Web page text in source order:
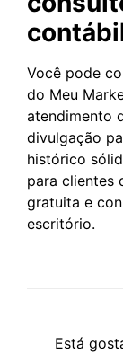
Você pode
do Meu
atendimento
divulgação
histórico
para clientes
gratuita e
escritório.
Está